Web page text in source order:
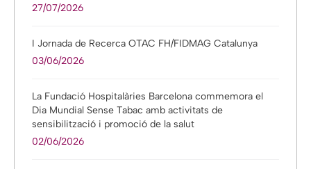
27/07/2026
I Jornada de Recerca OTAC FH/FIDMAG Catalunya
03/06/2026
La Fundació Hospitalàries Barcelona commemora el
Dia Mundial Sense Tabac amb activitats de
sensibilització i promoció de la salut
02/06/2026